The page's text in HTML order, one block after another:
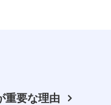
重要な理由